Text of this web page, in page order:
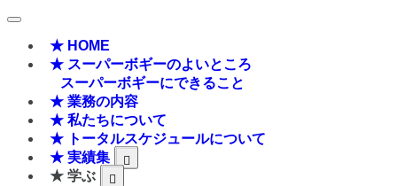
★ HOME
★ スーパーボギーのよいところ
スーパーボギーにできること
★ 業務の内容
★ 私たちについて
★ トータルスケジュールについて
★ 実績集
★ 学ぶ